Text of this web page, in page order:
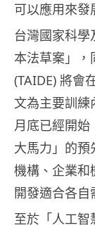
可以應用來發
台灣國家科
本法草案」，
(TAIDE) 將會
文為主要訓
月底已經開始
大馬力」的
機構、企業和
開發適合各自
至於「人工智